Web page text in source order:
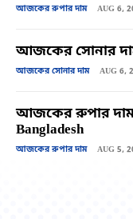
আজকের রুপার দাম AUG 6,
আজকের সোনার
আজকের সোনার দাম AUG 6,
আজকের রুপার দাম
Bangladesh
আজকের রুপার দাম AUG 5,